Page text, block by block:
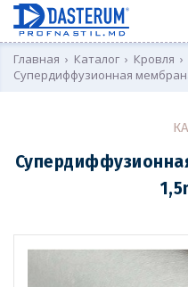
Главная › Каталог › Кровля ›
Супердиффузионная